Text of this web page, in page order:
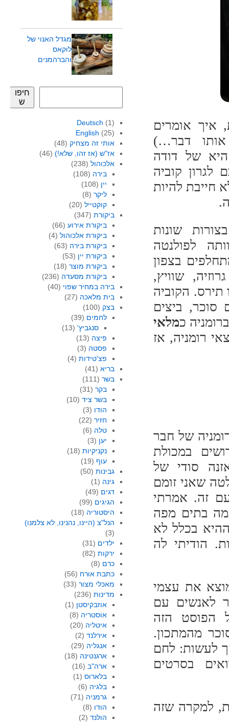
איך אומרים
אותו דבר…)
של דודה
קוביה
חייבת להיות
שונות
לפולנטה
בצפון
שוויץ,
תירס. הקוביה
ביצים
כמלאי
רומניה, אז
של חבר
במכולת
סודי של
שאני זומם
זה. אמרתי
בתים מפה
בכלל לא
הודיתי לה
את עצמי
לאנשים עם
הפוסט הזה
מהמתכון.
לעשות: לחם
בסרטים
למקרה שזה
מגדל האנוי של
לוקאס
והברהמנים
חיפו
ש
Deutsch (1)
English (25)
אותי זה מצחיק(48)
אז"ש (אז זהו, שלא!)(46)
אלכוהול(238)
בירה (108)
יין (108)
ליקר (8)
קוקטייל (20)
ביקורת(347)
ביקורת אירוע (66)
ביקורת אלכוהול (4)
ביקורת בירה (63)
ביקורת יין (53)
ביקורת מוצר (18)
ביקורת מסעדה (236)
בירה במחיר שפוי (40)
בית מלאכה (27)
בצק(100)
לחמים (39)
סנגביץ'(13)
פיצה (13)
פסטה (3)
פצ'טידות (4)
בריא(41)
בשר(111)
בקר (31)
בשר ציד (10)
הודו (3)
חזיר (22)
טלה (6)
יען (3)
נקניקיות (18)
עוף (19)
גבינות(50)
גינה (1)
דגים (49)
הגיגים (99)
היסטוריה (18)
הנל"צ (היינו, נהנינו, לא צלמנו)
(3)
ילדים (31)
ירקות(82)
כרם (8)
כתבת אורח (56)
מאכלי מצור(33)
מדינות(236)
אוזבקיסטן (1)
אוסטריה (8)
איטליה (20)
אירלנד (2)
אנגליה (29)
ארגנטינה (18)
ארה"ב (16)
בלארוס (1)
בלגיה (6)
גרמניה (71)
הודו (8)
הולנד (2)